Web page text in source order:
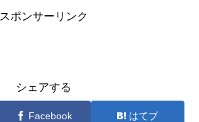
スポンサーリンク
シェアする
Facebook はてブ